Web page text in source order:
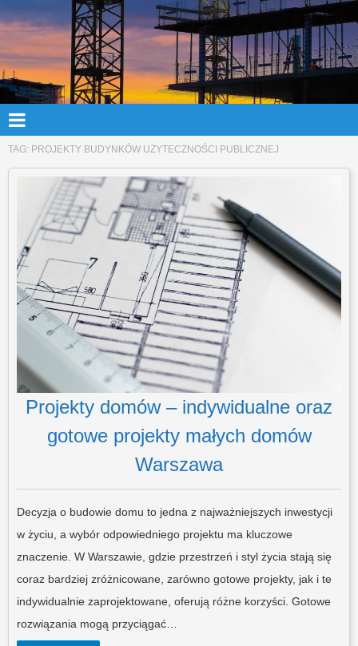
TAG: PROJEKTY BUDYNKÓW UŻYTECZNOŚCI PUBLICZNEJ
Projekty domów – indywidualne oraz
gotowe projekty małych domów
Warszawa
Decyzja o budowie domu to jedna z najważniejszych inwestycji
w życiu, a wybór odpowiedniego projektu ma kluczowe
znaczenie. W Warszawie, gdzie przestrzeń i styl życia stają się
coraz bardziej zróżnicowane, zarówno gotowe projekty, jak i te
indywidualnie zaprojektowane, oferują różne korzyści. Gotowe
rozwiązania mogą przyciągać…